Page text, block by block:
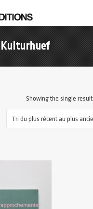
Kulturhuef
Showing the single result